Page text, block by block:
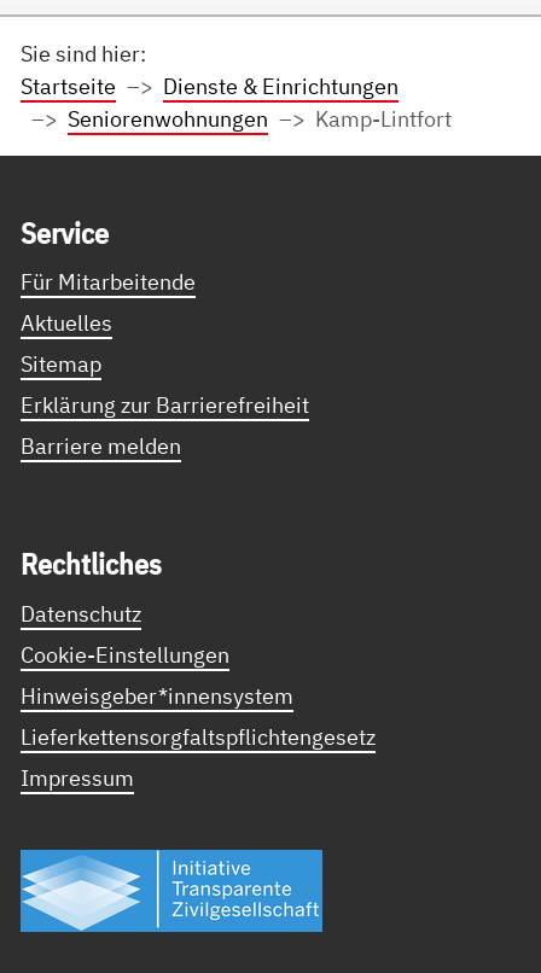
Sie sind hier:
Startseite
Dienste & Einrichtungen
Seniorenwohnungen
Kamp-Lintfort
Ser­vice
Für Mitarbeitende
Aktuelles
Sitemap
Erklärung zur Barrierefreiheit
Barriere melden
Recht­li­ches
Datenschutz
Cookie-Einstellungen
Hinweisgeber*innensystem
Lieferkettensorgfaltspflichtengesetz
Impressum